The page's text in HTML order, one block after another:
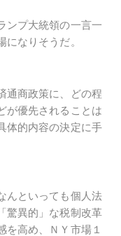
ンプ大統領の一言一
なりそうだ。
通商政策に、どの程
が優先されることは
体的内容の決定に手
んといっても個人法
驚異的」な税制改革
を高め、ＮＹ市場１